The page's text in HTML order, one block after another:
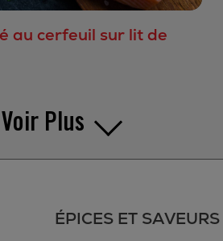
au cerfeuil sur lit de
Voir Plus
ÉPICES ET SAVEURS